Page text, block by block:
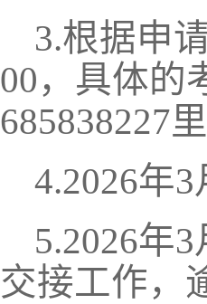
3.根据申
00，具体的
685838227
4.2026年3
5.2026年3
交接工作 ，